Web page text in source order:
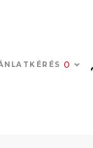
0